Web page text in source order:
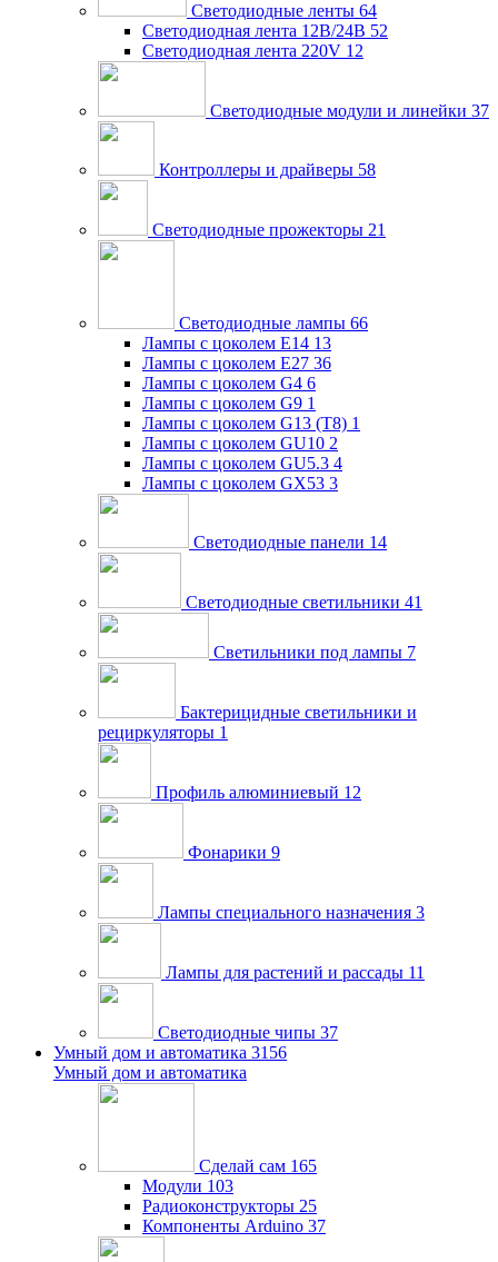
Светодиодные ленты 64
Светодиодная лента 12В/24В 52
Светодиодная лента 220V 12
Светодиодные модули и линейки 37
Контроллеры и драйверы 58
Светодиодные прожекторы 21
Светодиодные лампы 66
Лампы с цоколем E14 13
Лампы с цоколем E27 36
Лампы с цоколем G4 6
Лампы с цоколем G9 1
Лампы с цоколем G13 (Т8) 1
Лампы с цоколем GU10 2
Лампы с цоколем GU5.3 4
Лампы с цоколем GX53 3
Светодиодные панели 14
Светодиодные светильники 41
Светильники под лампы 7
Бактерицидные светильники и
рециркуляторы 1
Профиль алюминиевый 12
Фонарики 9
Лампы специального назначения 3
Лампы для растений и рассады 11
Светодиодные чипы 37
Умный дом и автоматика 3156
Умный дом и автоматика
Сделай сам 165
Модули 103
Радиоконструкторы 25
Компоненты Arduino 37